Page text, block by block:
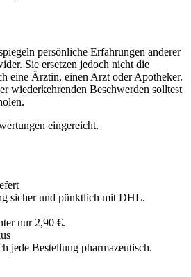
persönliche Erfahrungen anderer
Sie ersetzen jedoch nicht die
eine Ärztin, einen Arzt oder Apotheker.
wiederkehrenden Beschwerden solltest
eingereicht.
sicher und pünktlich mit DHL.
nur 2,90 €.
jede Bestellung pharmazeutisch.